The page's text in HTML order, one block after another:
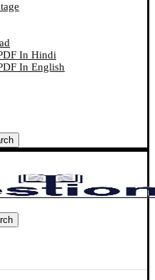
In Hindi
In English